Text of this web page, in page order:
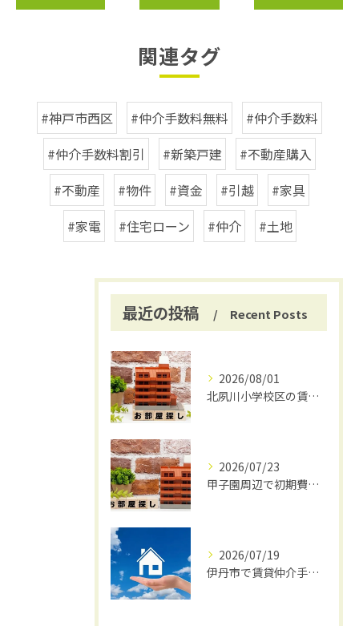
関連タグ
#神戸市西区 #仲介手数料無料
#仲介手数料
#仲介手数料割引
#新築戸建
#不動産購入
#不動産
#物件 #資金 #引越
#家具
#家電
#住宅ローン #仲介 #土地
最近の投稿 Recent Posts
2026/08/01
北夙川小学校区の賃貸と仲介手数料無料の魅力
2026/07/23
甲子園周辺で初期費用安く賃貸探し
2026/07/19
伊丹市で賃貸仲介手数料無料の賢い借り方